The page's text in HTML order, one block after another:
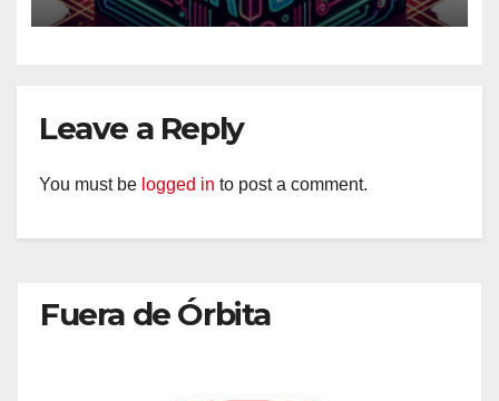
Leave a Reply
You must be logged in to post a comment.
Fuera de Órbita